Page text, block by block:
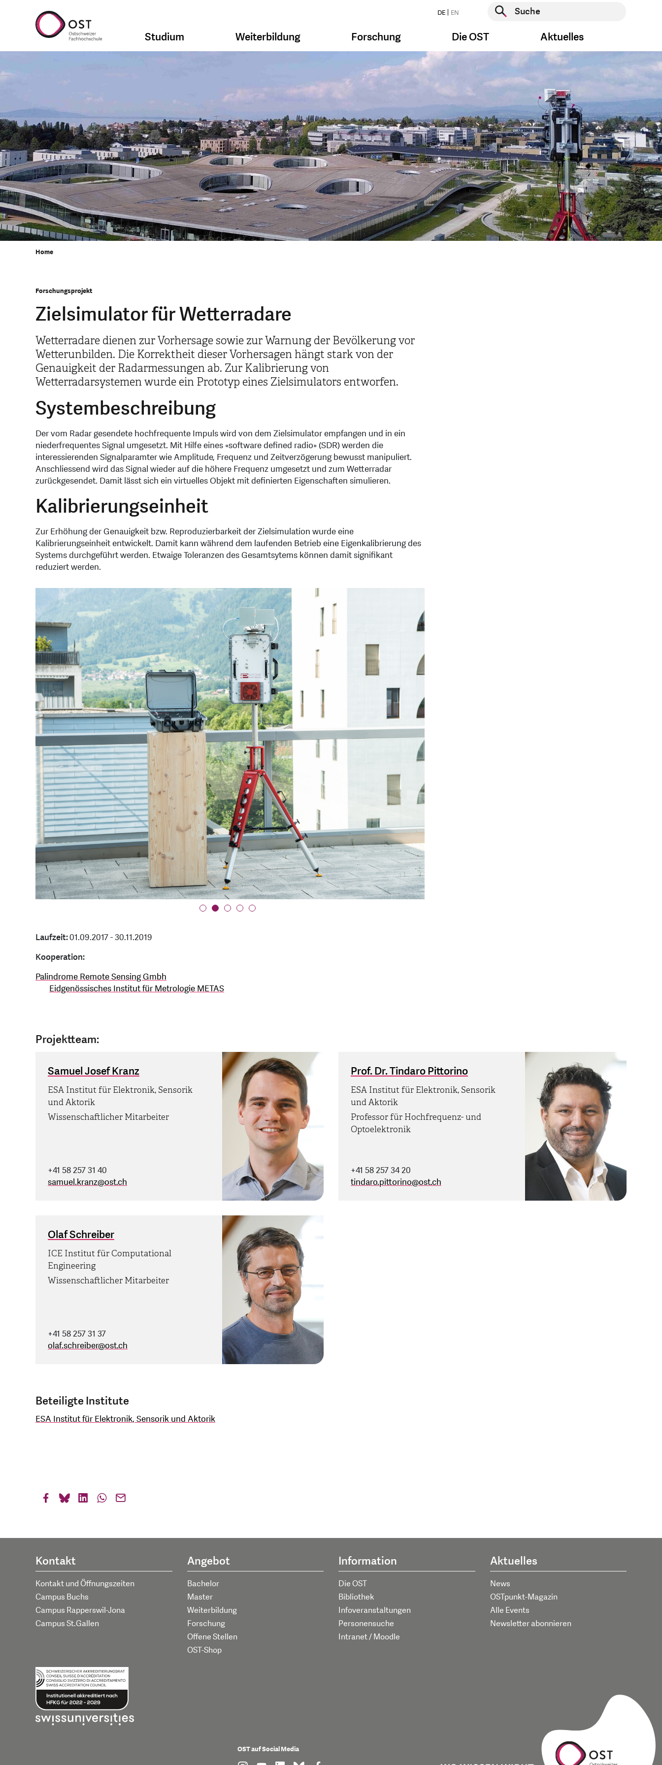
DE EN
Suche starten
Studium Weiterbildung Forschung Die OST Aktuelles
Home
Forschungsprojekt
Zielsimulator für Wetterradare
Wetterradare dienen zur Vorhersage sowie zur Warnung der Bevölkerung vor
Wetterunbilden. Die Korrektheit dieser Vorhersagen hängt stark von der
Genauigkeit der Radarmessungen ab. Zur Kalibrierung von
Wetterradarsystemen wurde ein Prototyp eines Zielsimulators entworfen.
Systembeschreibung
Der vom Radar gesendete hochfrequente Impuls wird von dem Zielsimulator empfangen und in ein
niederfrequentes Signal umgesetzt. Mit Hilfe eines «software defined radio» (SDR) werden die
interessierenden Signalparamter wie Amplitude, Frequenz und Zeitverzögerung bewusst manipuliert.
Anschliessend wird das Signal wieder auf die höhere Frequenz umgesetzt und zum Wetterradar
zurückgesendet. Damit lässt sich ein virtuelles Objekt mit definierten Eigenschaften simulieren.
Kalibrierungseinheit
Zur Erhöhung der Genauigkeit bzw. Reproduzierbarkeit der Zielsimulation wurde eine
Kalibrierungseinheit entwickelt. Damit kann während dem laufenden Betrieb eine Eigenkalibrierung des
Systems durchgeführt werden. Etwaige Toleranzen des Gesamtsytems können damit signifikant
reduziert werden.
Laufzeit:01.09.2017 - 30.11.2019
Kooperation:
Palindrome Remote Sensing Gmbh
Eidgenössisches Institut für Metrologie METAS
Projektteam:
Samuel Josef Kranz
ESA Institut für Elektronik, Sensorik
und Aktorik
Wissenschaftlicher Mitarbeiter
+41 58 257 31 40
samuel.kranz@ost.ch
Prof. Dr. Tindaro Pittorino
ESA Institut für Elektronik, Sensorik
und Aktorik
Professor für Hochfrequenz- und
Optoelektronik
+41 58 257 34 20
tindaro.pittorino@ost.ch
Olaf Schreiber
ICE Institut für Computational
Engineering
Wissenschaftlicher Mitarbeiter
+41 58 257 31 37
olaf.schreiber@ost.ch
Beteiligte Institute
ESA Institut für Elektronik, Sensorik und Aktorik
Kontakt
Kontakt und Öffnungszeiten
Campus Buchs
Campus Rapperswil-Jona
Campus St.Gallen
Angebot
Bachelor
Master
Weiterbildung
Forschung
Offene Stellen
OST-Shop
Information
Die OST
Bibliothek
Infoveranstaltungen
Personensuche
Intranet / Moodle
Aktuelles
News
OSTpunkt-Magazin
Alle Events
Newsletter abonnieren
OST auf Social Media